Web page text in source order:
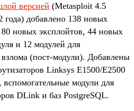
версией (Metasploit 4.5
года) добавлено 138 новых
новых эксплойтов, 44 новых
и 12 модулей для
(пост-модули). Добавлены
Linksys E1500/E2500
модули для
DLink и баз PostgreSQL.